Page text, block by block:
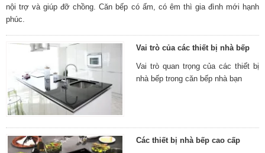
nội trợ và giúp đỡ chồng. Căn bếp có ấm, có êm thì gia đình mới hạnh
phúc.
Vai trò của các thiết bị nhà bếp
Vai trò quan trọng của các thiết bị
nhà bếp trong căn bếp nhà bạn
Các thiết bị nhà bếp cao cấp